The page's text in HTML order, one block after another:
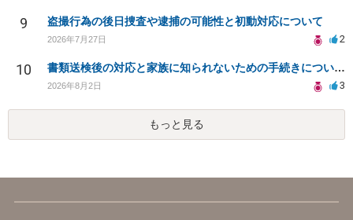
9 盗撮行為の後日捜査や逮捕の可能性と初動対応について
2026年7月27日 2
10 書類送検後の対応と家族に知られないための手続きについて相談
2026年8月2日 3
もっと見る